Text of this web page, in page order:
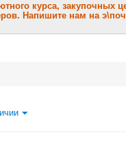
курса, закупочных
Напишите нам на